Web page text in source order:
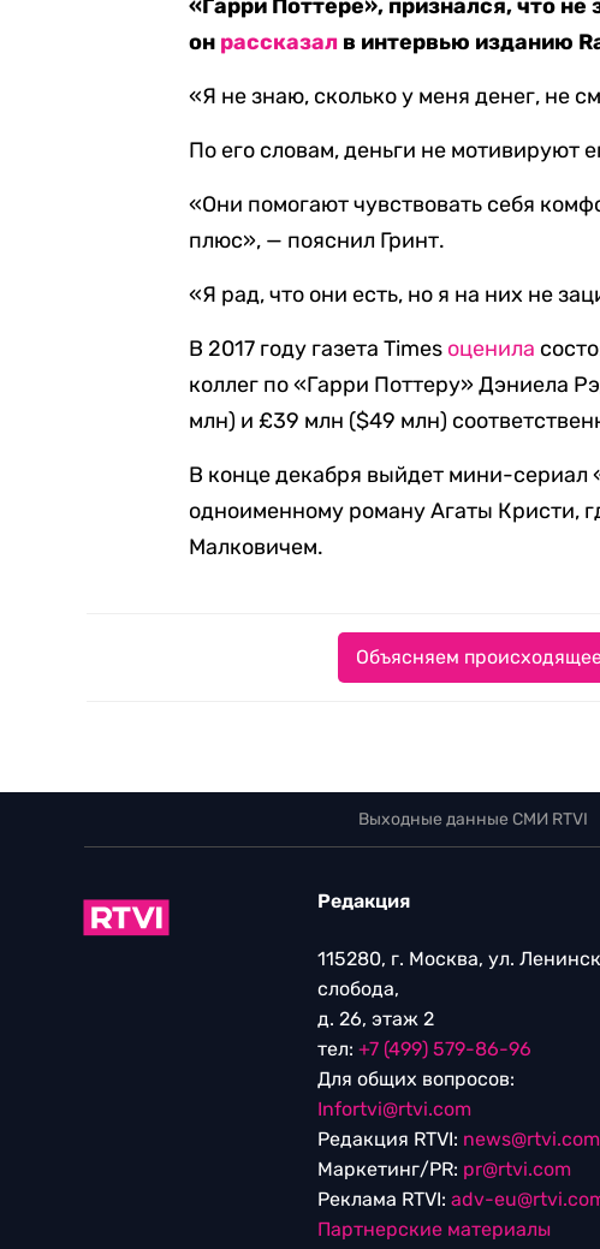
«Гарри Поттере», признался, что не
он рассказал в интервью изданию
«Я не знаю, сколько у меня денег, не
По его словам, деньги не мотивируют
«Они помогают чувствовать себя
плюс», — пояснил Гринт.
«Я рад, что они есть, но я на них не
В 2017 году газета Times оценила
коллег по «Гарри Поттеру» Дэниела
млн) и £39 млн ($49 млн)
В конце декабря выйдет мини-сериал
одноименному роману Агаты Кристи,
Малковичем.
Объясняем
Выходные данные СМИ RTVI
Редакция
115280, г. Москва, ул.
слобода,
д. 26, этаж 2
тел: +7 (499) 579-86-96
Для общих вопросов:
Infortvi@rtvi.com
Редакция RTVI: news@rtvi.com
Маркетинг/PR: pr@rtvi.com
Реклама RTVI: adv-
Партнерские материалы